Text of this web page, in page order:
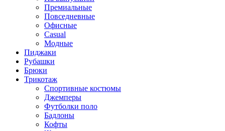
Премиальные
Повседневные
Офисные
Casual
Модные
Пиджаки
Рубашки
Брюки
Трикотаж
Спортивные костюмы
Джемперы
Футболки поло
Бадлоны
Кофты